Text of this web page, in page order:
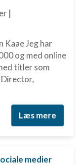
|
Kaae Jeg har
og med online
titler som
Læs mere
medier